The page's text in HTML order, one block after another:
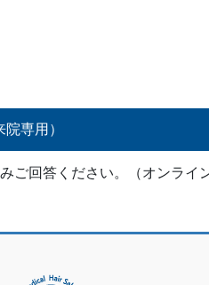
専用）
ご回答ください。（オンライ